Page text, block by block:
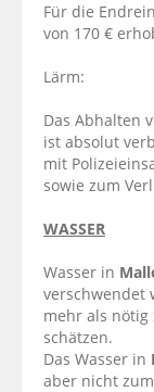
Für die
von 170 €
Lärm:
Das Abhalten
ist absolut
mit
sowie zum
WASSER
Wasser in
verschwendet
mehr als nötig
schätzen.
Das Wasser in
aber nicht